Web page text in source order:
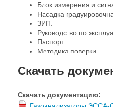
Блок измерения и
Насадка
ЗИП.
Руководство по
Паспорт.
Методика поверки.
Скачать
Скачать документацию:
Газоанализаторы ЭССА-